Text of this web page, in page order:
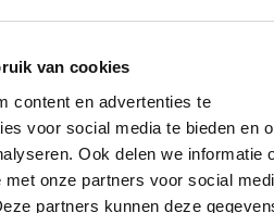
van cookies
content en advertenties te
voor social media te bieden en
Ook delen we informatie
onze partners voor social
partners kunnen deze
goed gerepareerd terug en
terwijl wij uw Huawei
winkel biedt voldoende
te wachten en om te
kop koffie. Alle reparaties